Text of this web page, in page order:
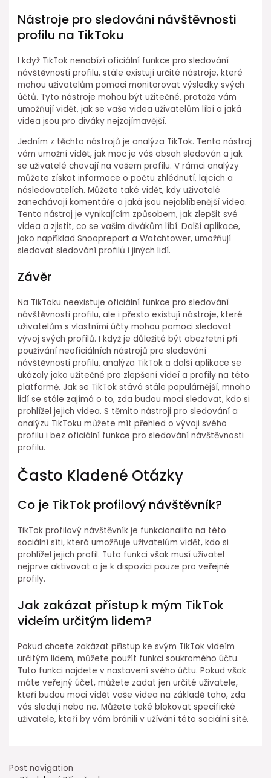
Nástroje pro sledování návštěvnosti
profilu na TikToku
I když TikTok nenabízí oficiální funkce pro sledování
návštěvnosti profilu, stále existují určité nástroje, které
mohou uživatelům pomoci monitorovat výsledky svých
účtů. Tyto nástroje mohou být užitečné, protože vám
umožňují vidět, jak se vaše videa uživatelům líbí a jaká
videa jsou pro diváky nejzajímavější.
Jedním z těchto nástrojů je analýza TikTok. Tento nástroj
vám umožní vidět, jak moc je váš obsah sledován a jak
se uživatelé chovají na vašem profilu. V rámci analýzy
můžete získat informace o počtu zhlédnutí, lajcích a
následovatelích. Můžete také vidět, kdy uživatelé
zanechávají komentáře a jaká jsou nejoblíbenější videa.
Tento nástroj je vynikajícím způsobem, jak zlepšit své
videa a zjistit, co se vašim divákům líbí. Další aplikace,
jako například Snoopreport a Watchtower, umožňují
sledovat sledování profilů i jiných lidí.
Závěr
Na TikToku neexistuje oficiální funkce pro sledování
návštěvnosti profilu, ale i přesto existují nástroje, které
uživatelům s vlastními účty mohou pomoci sledovat
vývoj svých profilů. I když je důležité být obezřetní při
používání neoficiálních nástrojů pro sledování
návštěvnosti profilu, analýza TikTok a další aplikace se
ukázaly jako užitečné pro zlepšení videí a profily na této
platformě. Jak se TikTok stává stále populárnější, mnoho
lidí se stále zajímá o to, zda budou moci sledovat, kdo si
prohlížel jejich videa. S těmito nástroji pro sledování a
analýzu TikToku můžete mít přehled o vývoji svého
profilu i bez oficiální funkce pro sledování návštěvnosti
profilu.
Často Kladené Otázky
Co je TikTok profilový návštěvník?
TikTok profilový návštěvník je funkcionalita na této
sociální síti, která umožňuje uživatelům vidět, kdo si
prohlížel jejich profil. Tuto funkci však musí uživatel
nejprve aktivovat a je k dispozici pouze pro veřejné
profily.
Jak zakázat přístup k mým TikTok
videím určitým lidem?
Pokud chcete zakázat přístup ke svým TikTok videím
určitým lidem, můžete použít funkci soukromého účtu.
Tuto funkci najdete v nastavení svého účtu. Pokud však
máte veřejný účet, můžete zadat jen určité uživatele,
kteří budou moci vidět vaše videa na základě toho, zda
vás sledují nebo ne. Můžete také blokovat specifické
uživatele, kteří by vám bránili v užívání této sociální sítě.
Post navigation